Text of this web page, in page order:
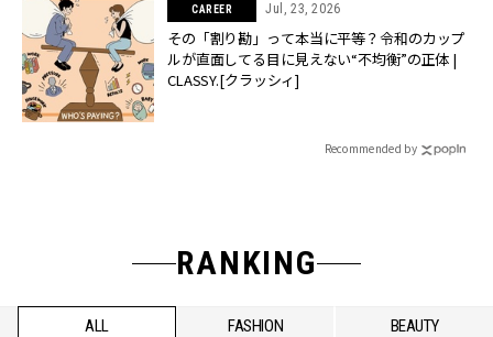
CAREER Jul, 23, 2026
その「割り勘」って本当に平等？令和のカップ
ルが直面してる目に見えない“不均衡”の正体 |
CLASSY.[クラッシィ]
Recommended by
RANKING
ALL FASHION BEAUTY